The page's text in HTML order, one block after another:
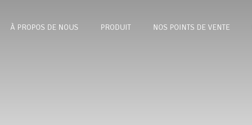
À PROPOS DE NOUS PRODUIT NOS POINTS DE VENTE